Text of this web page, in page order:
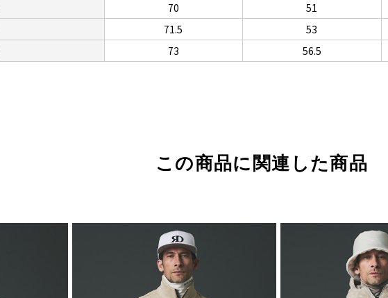
70 51
71.5 53
73 56.5
この商品に関連した商品